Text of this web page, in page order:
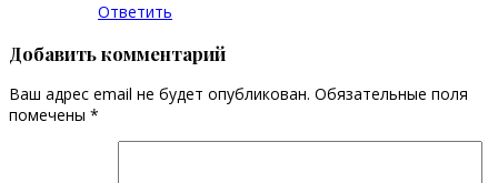
Ответить
Добавить комментарий
Ваш адрес email не будет опубликован. Обязательные поля
помечены *